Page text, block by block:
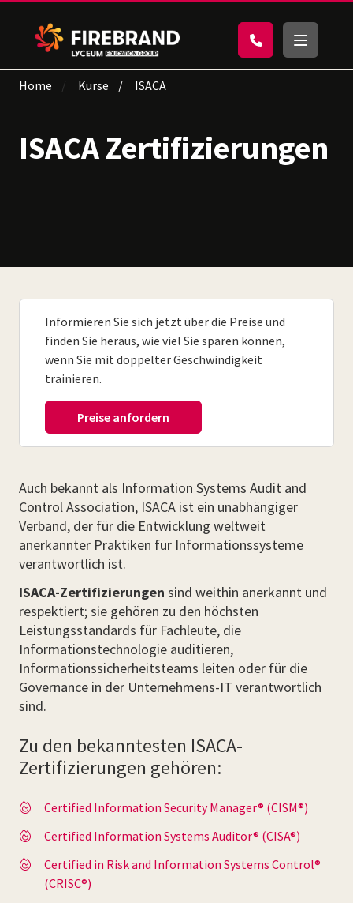
Home Kurse ISACA
ISACA Zertifizierungen
Informieren Sie sich jetzt über die Preise und
finden Sie heraus, wie viel Sie sparen können,
wenn Sie mit doppelter Geschwindigkeit
trainieren.
Auch bekannt als Information Systems Audit and
Control Association, ISACA ist ein unabhängiger
Verband, der für die Entwicklung weltweit
anerkannter Praktiken für Informationssysteme
verantwortlich ist.
ISACA-Zertifizierungen sind weithin anerkannt und
respektiert; sie gehören zu den höchsten
Leistungsstandards für Fachleute, die
Informationstechnologie auditieren,
Informationssicherheitsteams leiten oder für die
Governance in der Unternehmens-IT verantwortlich
sind.
Zu den bekanntesten ISACA-
Zertifizierungen gehören:
Certified Information Security Manager® (CISM®)
Certified Information Systems Auditor® (CISA®)
Certified in Risk and Information Systems Control®
(CRISC®)